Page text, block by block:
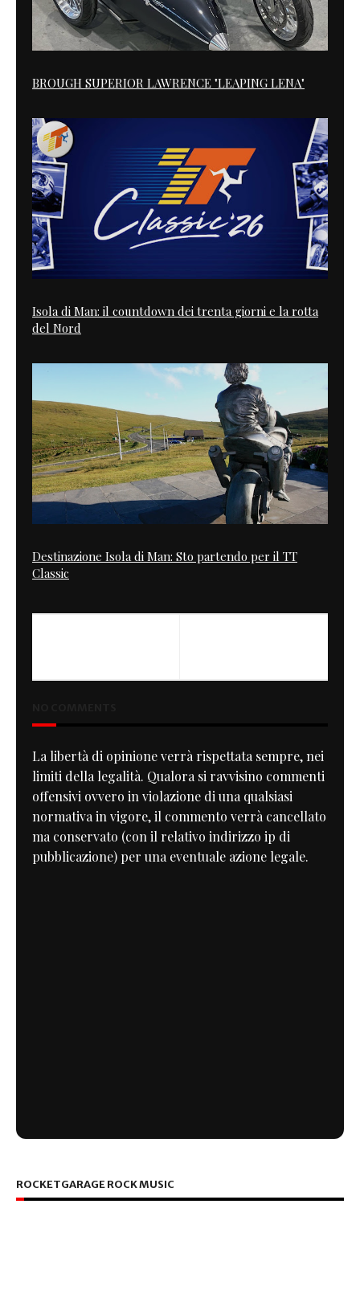
BROUGH SUPERIOR LAWRENCE "LEAPING LENA"
Isola di Man: il countdown dei trenta giorni e la rotta
del Nord
Destinazione Isola di Man: Sto partendo per il TT
Classic
La libertà di opinione verrà rispettata sempre, nei
limiti della legalità. Qualora si ravvisino commenti
offensivi ovvero in violazione di una qualsiasi
normativa in vigore, il commento verrà cancellato
ma conservato (con il relativo indirizzo ip di
pubblicazione) per una eventuale azione legale.
ROCKETGARAGE ROCK MUSIC